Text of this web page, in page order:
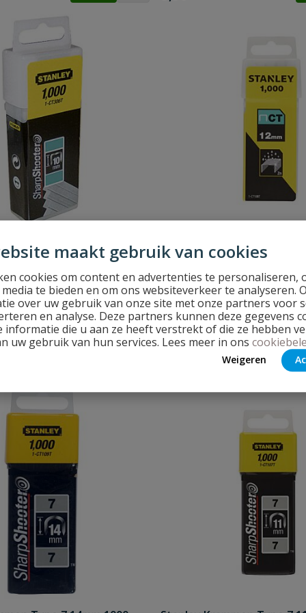
maakt gebruik van cookies
cookies om content en advertenties te personaliseren,
te bieden en om ons websiteverkeer te analyseren.
over uw gebruik van onze site met onze partners voor
en analyse. Deze partners kunnen deze gegevens
informatie die u aan ze heeft verstrekt of die ze hebben
uw gebruik van hun services. Lees meer in ons
Weigeren
Type CT 8mm 1000
Type CT 8mm 1000 stuks
Stanley Krammen Type CT
stuks
Stanley Krammen Type CT
Op voorraad